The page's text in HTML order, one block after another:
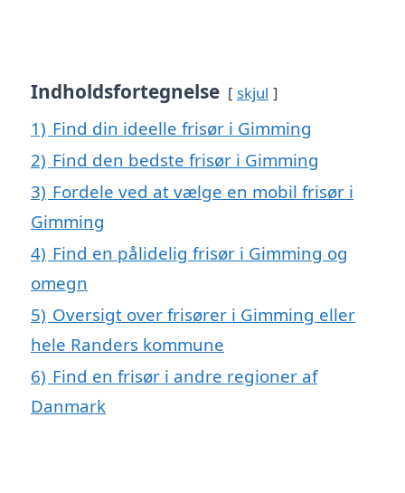
Indholdsfortegnelse skjul
1) Find din ideelle frisør i Gimming
2) Find den bedste frisør i Gimming
3) Fordele ved at vælge en mobil frisør i
Gimming
4) Find en pålidelig frisør i Gimming og
omegn
5) Oversigt over frisører i Gimming eller
hele Randers kommune
6) Find en frisør i andre regioner af
Danmark